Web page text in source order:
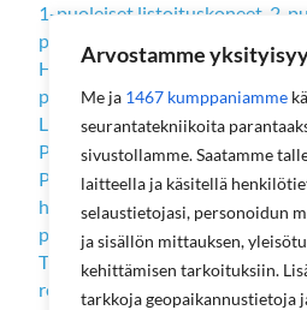
Arvostamme
Me ja 1467 kumppaniamme
seurantatekniikoita
sivustollamme. Saatamme
laitteella ja käsitellä
selaustietojasi, personoidun
ja sisällön mittauksen,
kehittämisen tarkoituksiin.
tarkkoja geopaikannustietoja
1-puoleiset listoituskoneet 2-
porakoneet ja heloitus
Halkaisusahat,Henkilöstö,
puristinteknologia ja
Levynpaloittelusahat
Palautuskuljettimet,Paneelien
Purunpoisto, Puuntyöstökoneet
höyläkoneet,Rumpuhakettimet,
peruskoneisiin,tapinlyönti ja
Työstöyksiköt CNC-koneisiin
,
reunalistoitus
Vaihtokoneet